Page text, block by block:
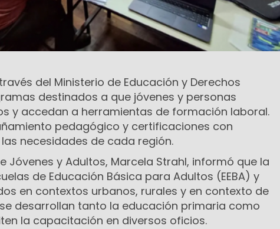
del Ministerio de Educación y Derechos
destinados a que jóvenes y personas
y accedan a herramientas de formación laboral.
pedagógico y certificaciones con
necesidades de cada región.
Jóvenes y Adultos, Marcela Strahl, informó que la
de Educación Básica para Adultos (EEBA) y
en contextos urbanos, rurales y en contexto de
desarrollan tanto la educación primaria como
la capacitación en diversos oficios.